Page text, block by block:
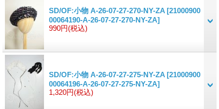
SD/OF:小物 A-26-07-27-270-NY-ZA [21000900
00064190-A-26-07-27-270-NY-ZA]
990円(税込)
SD/OF:小物 A-26-07-27-275-NY-ZA [21000900
00064196-A-26-07-27-275-NY-ZA]
1,320円(税込)